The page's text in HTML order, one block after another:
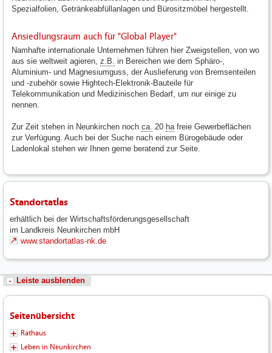
Spezialfolien, Getränkeabfüllanlagen und Bürositzmöbel hergestellt.
Ansiedlungsraum auch für "Global Player"
Namhafte internationale Unternehmen führen hier Zweigstellen, von wo
aus sie weltweit agieren, z.B. in Bereichen wie dem Sphäro-,
Aluminium- und Magnesiumguss, der Auslieferung von Bremsenteilen
und -zubehör sowie Hightech-Elektronik-Bauteile für
Telekommunikation und Medizinischen Bedarf, um nur einige zu
nennen.
Zur Zeit stehen in Neunkirchen noch ca. 20 ha freie Gewerbeflächen
zur Verfügung. Auch bei der Suche nach einem Bürogebäude oder
Ladenlokal stehen wir Ihnen gerne beratend zur Seite.
Standortatlas
erhältlich bei der Wirtschaftsförderungsgesellschaft
im Landkreis Neunkirchen mbH
www.standortatlas-nk.de
Leiste ausblenden
Seitenübersicht
Rathaus
Leben in Neunkirchen